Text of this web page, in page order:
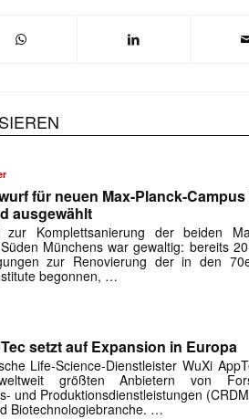
für neuen Max-Planck-Campus
ausgewählt
Komplettsanierung der beiden
Münchens war gewaltig: bereits
zur Renovierung der in den
begonnen, …
setzt auf Expansion in Europa
Life-Science-Dienstleister WuXi
größten Anbietern von
und Produktionsdienstleistungen
Biotechnologiebranche. …